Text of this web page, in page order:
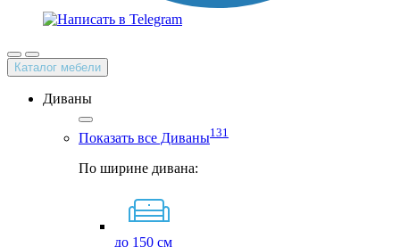
Каталог мебели
Диваны
Показать все Диваны131
По ширине дивана:
до 150 см